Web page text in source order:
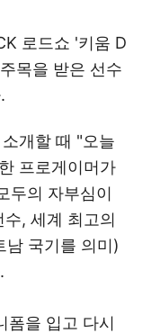
로드쇼 '키움 D
목을 받은 선수
개할 때 "오늘
프로게이머가
두의 자부심이
, 세계 최고의
국기를 의미)
폼을 입고 다시